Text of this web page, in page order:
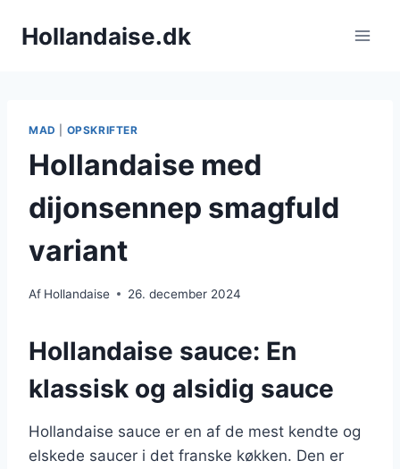
Hollandaise.dk
MAD OPSKRIFTER
Hollandaise med
dijonsennep smagfuld
variant
Af Hollandaise 26. december 2024
Hollandaise sauce: En
klassisk og alsidig sauce
Hollandaise sauce er en af de mest kendte og
elskede saucer i det franske køkken. Den er